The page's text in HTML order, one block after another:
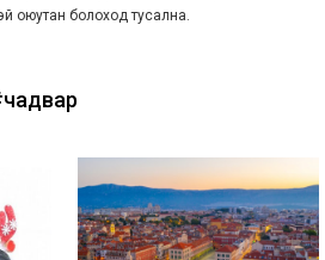
оюутан болоход тусална.